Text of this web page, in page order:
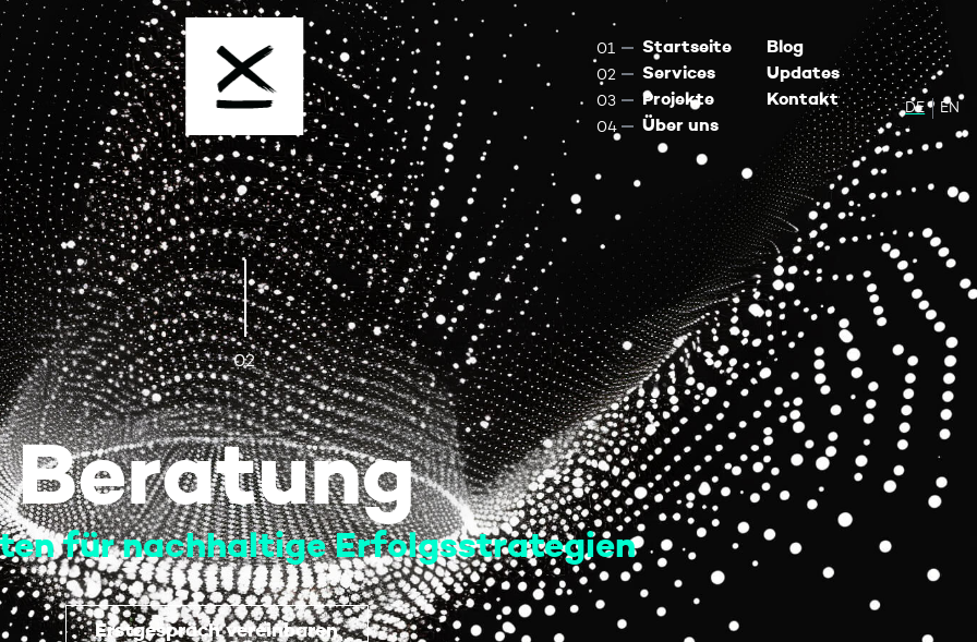
Startseite
Services
Projekte
Über uns
Blog
Updates
Kontakt
DE ZurEN
02
Beratung
für nachhaltige Erfolgsstrategien
Erstgespräch vereinbaren